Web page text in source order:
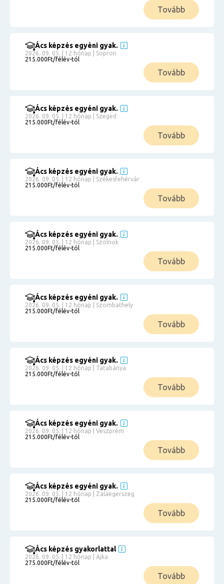
Tovább
Ács képzés egyéni gyak.
2026. 09. 05. | 12 hónap | Sopron
215.000Ft/félév-tól
Tovább
Ács képzés egyéni gyak.
2026. 09. 05. | 12 hónap | Szeged
215.000Ft/félév-tól
Tovább
Ács képzés egyéni gyak.
2026. 09. 05. | 12 hónap | Székesfehérvár
215.000Ft/félév-tól
Tovább
Ács képzés egyéni gyak.
2026. 09. 05. | 12 hónap | Szolnok
215.000Ft/félév-tól
Tovább
Ács képzés egyéni gyak.
2026. 09. 05. | 12 hónap | Szombathely
215.000Ft/félév-tól
Tovább
Ács képzés egyéni gyak.
2026. 09. 05. | 12 hónap | Tatabánya
215.000Ft/félév-tól
Tovább
Ács képzés egyéni gyak.
2026. 09. 05. | 12 hónap | Veszprém
215.000Ft/félév-tól
Tovább
Ács képzés egyéni gyak.
2026. 09. 05. | 12 hónap | Zalaegerszeg
215.000Ft/félév-tól
Tovább
Ács képzés gyakorlattal
2026. 09. 05. | 12 hónap | Ajka
275.000Ft/félév-tól
Tovább